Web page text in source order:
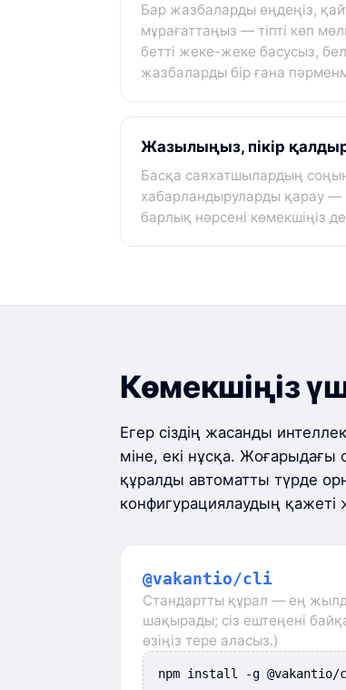
Бар жазбаларды өңдеңіз,
мұрағаттаңыз — тіпті көп
бетті жеке-жеке басусыз,
жазбаларды бір ғана
Жазылыңыз, пікір
Басқа саяхатшылардың
хабарландыруларды қарау
барлық нәрсені көмекшіңіз
Көмекшіңіз
Егер сіздің жасанды
міне, екі нұсқа. Жоғарыдағы
құралды автоматты түрде
конфигурациялаудың қажеті
@vakantio/cli
Стандартты құрал — ең
шақырады; сіз ештеңені
өзіңіз тере аласыз.)
npm install -g @vakantio/